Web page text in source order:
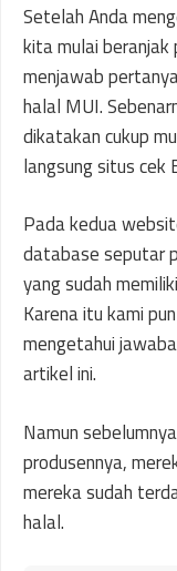
Setelah Anda
kita mulai beranjak
menjawab
halal MUI.
dikatakan cukup
langsung situs cek
Pada kedua
database seputar
yang sudah
Karena itu kami
mengetahui
artikel ini.
Namun
produsennya,
mereka sudah
halal.